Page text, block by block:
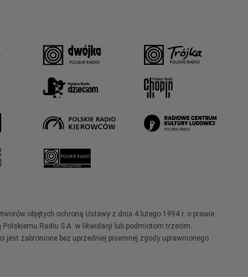
objętych ochroną Ustawy z dnia 4 lutego 1994 r. o prawie
Radiu S.A. w likwidacji lub podmiotom trzecim.
jest zabronione bez uprzedniej pisemnej zgody uprawnionego.